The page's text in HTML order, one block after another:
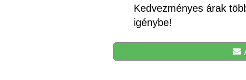
Kedvezményes árak
igénybe!